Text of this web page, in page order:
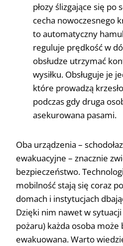
płozy ślizgające się po
cecha nowoczesnego
to automatyczny
reguluje prędkość w
obsłudze utrzymać
wysiłku. Obsługuje je
które prowadzą
podczas gdy druga
asekurowana pasami.
Oba urządzenia –
ewakuacyjne – znacznie
bezpieczeństwo.
mobilność stają się coraz
domach i instytucjach
Dzięki nim nawet w
pożaru) każda osoba może
ewakuowana. Warto